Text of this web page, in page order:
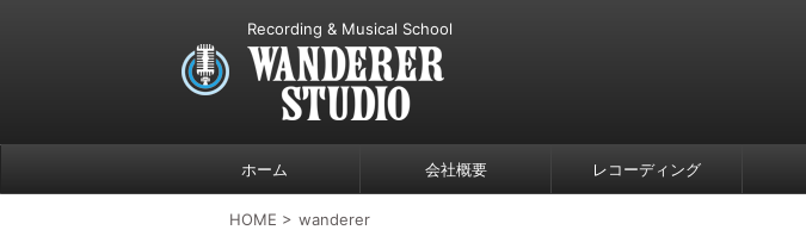
Recording & Musical School
ホーム 会社概要 レコーディング
HOME > wanderer